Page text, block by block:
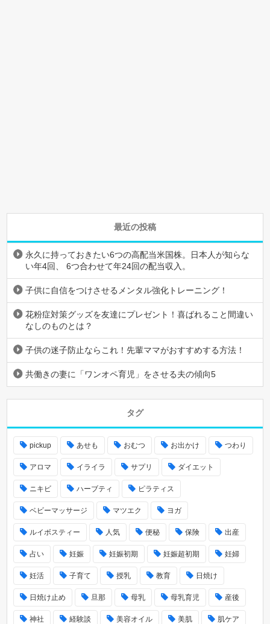
最近の投稿
永久に持っておきたい6つの高配当米国株。日本人が知らな
い年4回、 6つ合わせて年24回の配当収入。
子供に自信をつけさせるメンタル強化トレーニング！
花粉症対策グッズを友達にプレゼント！喜ばれること間違い
なしのものとは？
子供の迷子防止ならこれ！先輩ママがおすすめする方法！
共働きの妻に「ワンオペ育児」をさせる夫の傾向5
タグ
pickup あせも おむつ お出かけ つわり
アロマ イライラ サプリ ダイエット
ニキビ ハーブティ ピラティス
ベビーマッサージ マツエク ヨガ
ルイボスティー 人気 便秘 保険 出産
占い 妊娠 妊娠初期 妊娠超初期 妊婦
妊活 子育て 授乳 教育 日焼け
日焼け止め 旦那 母乳 母乳育児 産後
神社 経験談 美容オイル 美肌 肌ケア